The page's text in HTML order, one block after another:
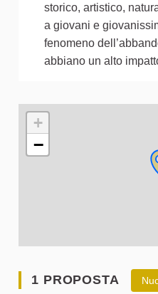
storico, artistico,
a giovani e
fenomeno
abbiano un alto
L'elemento seguente è
+
−
1 PROPOSTA